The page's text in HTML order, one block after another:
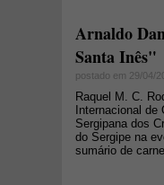
Arnaldo
Santa Inês"
postado em 29/04/
Raquel M. C.
Internacional
Sergipana dos
do Sergipe na
sumário de